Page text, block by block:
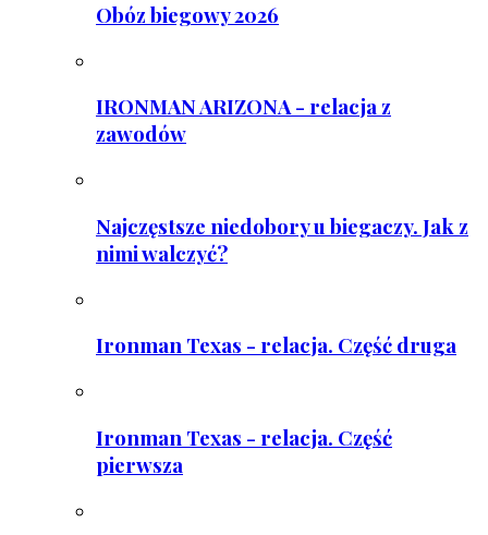
Obóz biegowy 2026
IRONMAN ARIZONA - relacja z
zawodów
Najczęstsze niedobory u biegaczy. Jak z
nimi walczyć?
Ironman Texas - relacja. Część druga
Ironman Texas - relacja. Część
pierwsza